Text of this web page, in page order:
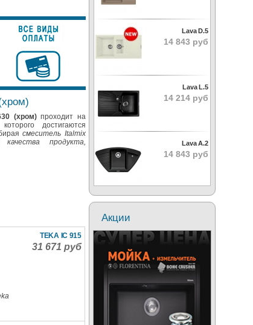
(хром)проходит на
достигаются
смеситель Italmix
продукта,
TEKA IC 915
31 671 руб
Lava D.5
14 843 руб
Lava L.5
14 214 руб
Lava A.2
14 843 руб
Акции